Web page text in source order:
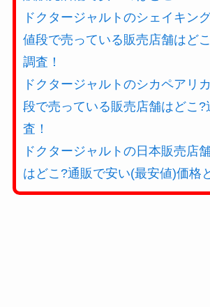
ドクタージャルトのシェイキン
値段で売っている販売店舗はど
調査！
ドクタージャルトのシカペアリ
段で売っている販売店舗はどこ?
査！
ドクタージャルトの日本販売店
はどこ?通販で安い(最安値)価格